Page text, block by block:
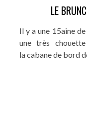
LE
Il y a une 15aine
une très
la cabane de bord